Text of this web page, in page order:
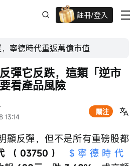
註冊/登入
迎新驚喜賞 股票/BTC等任你揀!
寧德時代重返萬億市值
13:14
關注
彈它反跌，這類「逆市
看產品風險
顯反彈，但不是所有重磅股都
（03750）
$寧德時代